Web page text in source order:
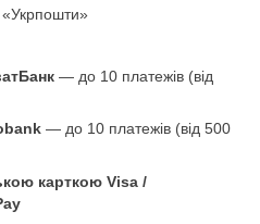
— до 10 платежів (від
— до 10 платежів (від 500
карткою Visa /